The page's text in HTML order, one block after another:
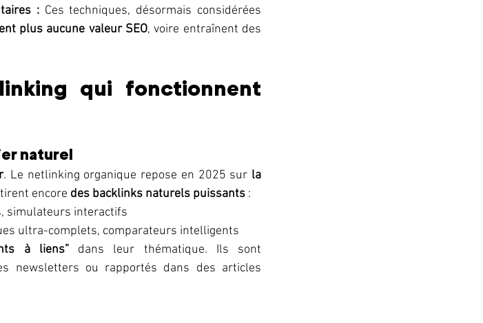
: Ces techniques, désormais considérées
plus aucune valeur SEO, voire entraînent des
qui fonctionnent
naturel
. Le netlinking organique repose en 2025 sur la
encore des backlinks naturels puissants :
simulateurs interactifs
ultra-complets, comparateurs intelligents
à liens” dans leur thématique. Ils sont
newsletters ou rapportés dans des articles